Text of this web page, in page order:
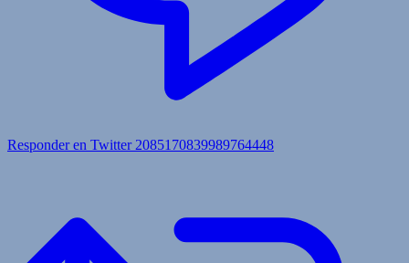
Responder en Twitter 2085170839989764448